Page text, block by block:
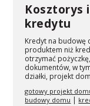
Kosztorys
kredytu
Kredyt na budowę
produktem niż
otrzymać
dokumentów, w
działki, projekt
gotowy projekt
budowy domu |